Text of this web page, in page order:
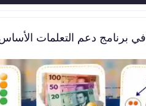
برنامج دعم التعلمات